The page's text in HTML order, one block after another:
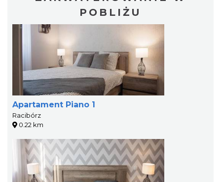
POBLIŻU
Apartament Piano 1
Racibórz
0.22 km